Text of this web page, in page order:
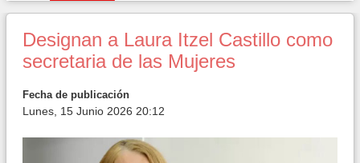
Designan a Laura Itzel Castillo como
secretaria de las Mujeres
Fecha de publicación
Lunes, 15 Junio 2026 20:12